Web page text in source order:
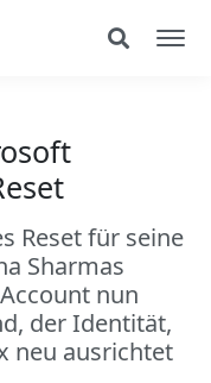
Reset für seine
Sharmas
nun
der Identität,
neu ausrichtet